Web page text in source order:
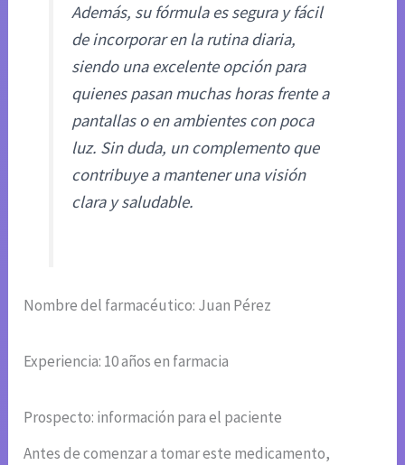
Además, su fórmula es segura y fácil
de incorporar en la rutina diaria,
siendo una excelente opción para
quienes pasan muchas horas frente a
pantallas o en ambientes con poca
luz. Sin duda, un complemento que
contribuye a mantener una visión
clara y saludable.
Nombre del farmacéutico: Juan Pérez
Experiencia: 10 años en farmacia
Prospecto: información para el paciente
Antes de comenzar a tomar este medicamento,